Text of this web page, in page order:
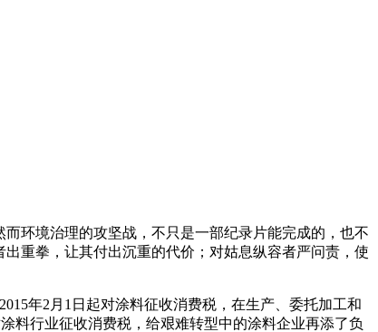
环境治理的攻坚战，不只是一部纪录片能完成的，也不
重拳，让其付出沉重的代价；对姑息纵容者严问责，使
年2月1日起对涂料征收消费税，在生产、委托加工和
料行业征收消费税，给艰难转型中的涂料企业再添了负